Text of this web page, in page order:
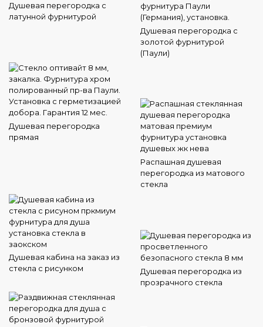
Душевая перегородка с
латунной фурнитурой
Душевая перегородка с
золотой фурнитурой
(Паули)
Душевая перегородка
прямая
Распашная душевая
перегородка из матового
стекла
Душевая кабина на заказ из
стекла с рисунком
Душевая перегородка из
прозрачного стекла